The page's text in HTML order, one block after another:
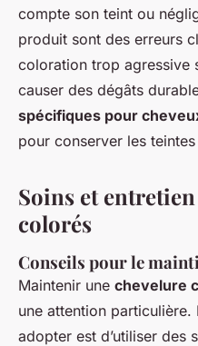
compte son teint ou
produit sont des erreurs
coloration trop agressive
causer des dégâts
spécifiques pour
pour conserver les
Soins et
colorés
Conseils pour le
Maintenir une chevelure
une attention
adopter est d’utiliser des